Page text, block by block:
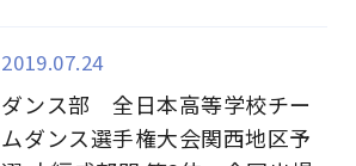
2019.07.24
ダンス部 全日本高等学校チー
ムダンス選手権大会関西地区予